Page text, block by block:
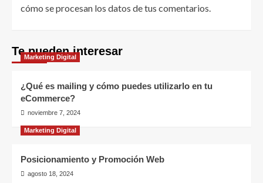
cómo se procesan los datos de tus comentarios.
Te pueden interesar
Marketing Digital
¿Qué es mailing y cómo puedes utilizarlo en tu
eCommerce?
noviembre 7, 2024
Marketing Digital
Posicionamiento y Promoción Web
agosto 18, 2024